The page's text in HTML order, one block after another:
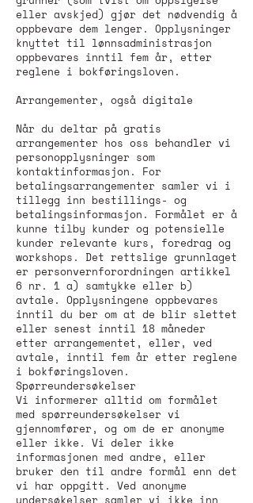
eller avskjed) gjør det nødvendig å
oppbevare dem lenger. Opplysninger
knyttet til lønnsadministrasjon
oppbevares inntil fem år, etter
reglene i bokføringsloven.
Arrangementer, også digitale
Når du deltar på gratis
arrangementer hos oss behandler vi
personopplysninger som
kontaktinformasjon. For
betalingsarrangementer samler vi i
tillegg inn bestillings- og
betalingsinformasjon. Formålet er å
kunne tilby kunder og potensielle
kunder relevante kurs, foredrag og
workshops. Det rettslige grunnlaget
er personvernforordningen artikkel
6 nr. 1 a) samtykke eller b)
avtale. Opplysningene oppbevares
inntil du ber om at de blir slettet
eller senest inntil 18 måneder
etter arrangementet, eller, ved
avtale, inntil fem år etter reglene
i bokføringsloven.
Spørreundersøkelser
Vi informerer alltid om formålet
med spørreundersøkelser vi
gjennomfører, og om de er anonyme
eller ikke. Vi deler ikke
informasjonen med andre, eller
bruker den til andre formål enn det
vi har oppgitt. Ved anonyme
undersøkelser samler vi ikke inn